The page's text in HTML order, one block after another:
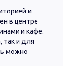
и
в центре
и кафе.
так и для
можно